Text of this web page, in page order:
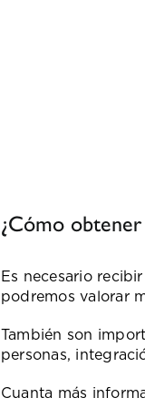
¿Cómo obtener
Es necesario
podremos valorar
También son
personas,
Cuanta más